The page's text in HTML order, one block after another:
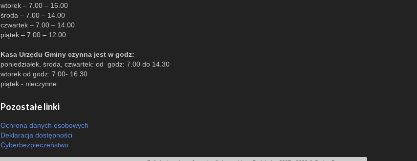
wtorek – 7.00 – 16.00
środa – 7.00 – 14.00
czwartek – 7.00 – 14.00
piątek – 7.00 – 12.00
Kasa Urzędu Gminy czynna jest w godz:
poniedziałek, środa, czwartek: od godz: 7.00 do 14.30
wtorek od godz: 7.00- 16.30
piątek - nieczynne
Pozostałe linki
Ochrona danych osobowych
Deklaracja dostępności
Cyberbezpieczeństwo